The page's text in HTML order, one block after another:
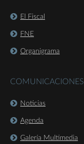
El Fiscal
FNE
Organigrama
COMUNICACIONES
Noticias
Agenda
Galería Multimedia